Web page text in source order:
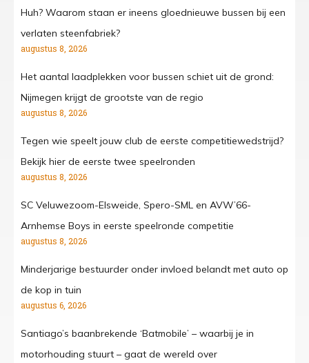
Huh? Waarom staan er ineens gloednieuwe bussen bij een
verlaten steenfabriek?
augustus 8, 2026
Het aantal laadplekken voor bussen schiet uit de grond:
Nijmegen krijgt de grootste van de regio
augustus 8, 2026
Tegen wie speelt jouw club de eerste competitiewedstrijd?
Bekijk hier de eerste twee speelronden
augustus 8, 2026
SC Veluwezoom-Elsweide, Spero-SML en AVW’66-
Arnhemse Boys in eerste speelronde competitie
augustus 8, 2026
Minderjarige bestuurder onder invloed belandt met auto op
de kop in tuin
augustus 6, 2026
Santiago’s baanbrekende ‘Batmobile’ – waarbij je in
motorhouding stuurt – gaat de wereld over